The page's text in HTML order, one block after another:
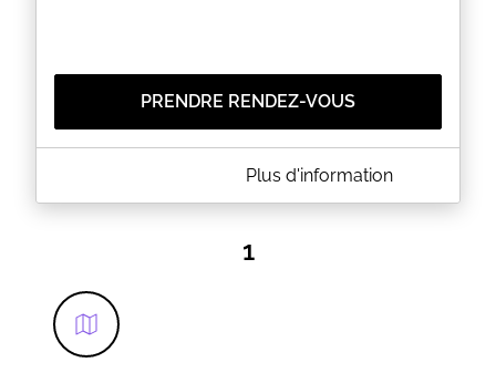
à un suivi médical
EN SAVOIR PLUS
PRENDRE RENDEZ-VOUS
A PROPOS DE AGNÈS FONTAINE
Sophrologue Spécialiste Sophrologie Existentielle
Plus d'information
1